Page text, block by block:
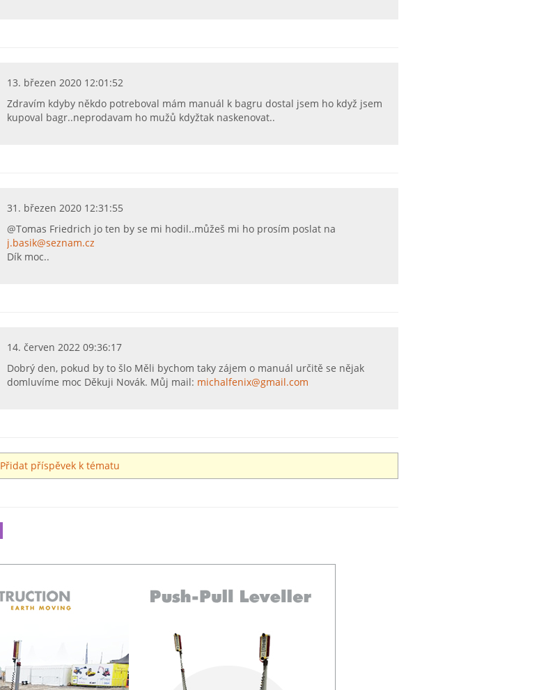
13. březen 2020 12:01:52
Zdravím kdyby někdo potreboval mám manuál k bagru dostal jsem ho když jsem
kupoval bagr..neprodavam ho mužů kdyžtak naskenovat..
31. březen 2020 12:31:55
@Tomas Friedrich jo ten by se mi hodil..můžeš mi ho prosím poslat na
j.basik@seznam.cz
Dík moc..
14. červen 2022 09:36:17
Dobrý den, pokud by to šlo Měli bychom taky zájem o manuál určitě se nějak
domluvíme moc Děkuji Novák. Můj mail: michalfenix@gmail.com
Přidat příspěvek k tématu